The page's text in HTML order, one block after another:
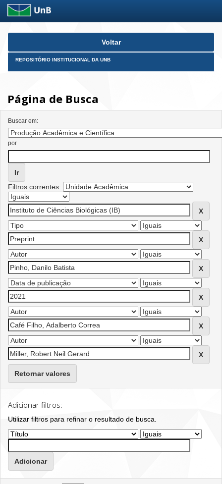
Skip
Voltar
REPOSITÓRIO INSTITUCIONAL DA UNB
Página de Busca
Buscar em:
por
Filtros correntes:
Retornar valores
Adicionar filtros:
Utilizar filtros para refinar o resultado de busca.